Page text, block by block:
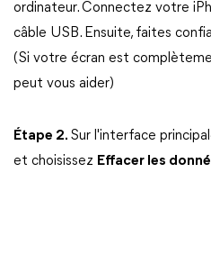
ordinateur. Connectez votre
câble USB. Ensuite, faites
(Si votre écran est
peut vous aider)
Étape 2. Sur l'interface
et choisissez Effacer les